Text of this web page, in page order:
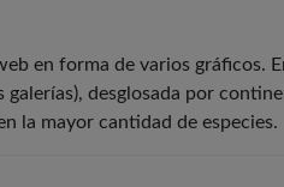
en forma de varios gráficos.
desglosada por
la mayor cantidad de especies.